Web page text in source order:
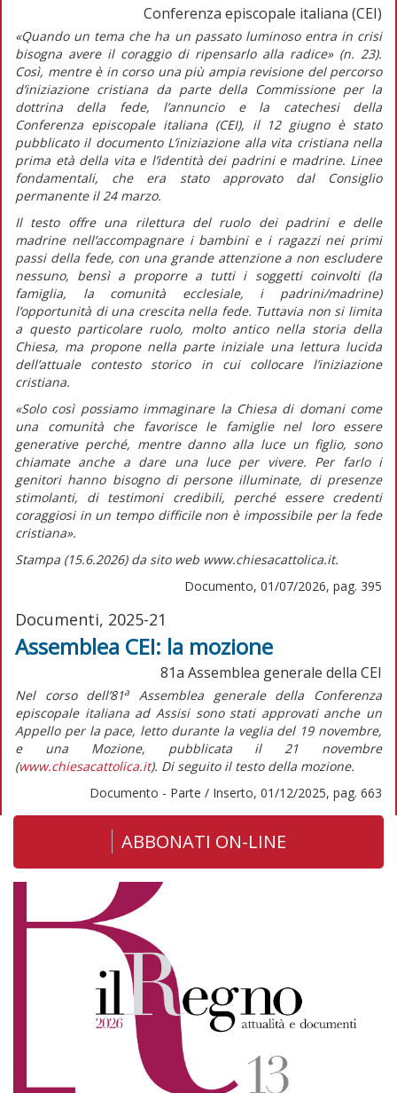
Conferenza episcopale italiana (CEI)
«Quando un tema che ha un passato luminoso entra in crisi
bisogna avere il coraggio di ripensarlo alla radice» (n. 23).
Così, mentre è in corso una più ampia revisione del percorso
d’iniziazione cristiana da parte della Commissione per la
dottrina della fede, l’annuncio e la catechesi della
Conferenza episcopale italiana (CEI), il 12 giugno è stato
pubblicato il documento L’iniziazione alla vita cristiana nella
prima età della vita e l’identità dei padrini e madrine. Linee
fondamentali, che era stato approvato dal Consiglio
permanente il 24 marzo.
Il testo offre una rilettura del ruolo dei padrini e delle
madrine nell’accompagnare i bambini e i ragazzi nei primi
passi della fede, con una grande attenzione a non escludere
nessuno, bensì a proporre a tutti i soggetti coinvolti (la
famiglia, la comunità ecclesiale, i padrini/madrine)
l’opportunità di una crescita nella fede. Tuttavia non si limita
a questo particolare ruolo, molto antico nella storia della
Chiesa, ma propone nella parte iniziale una lettura lucida
dell’attuale contesto storico in cui collocare l’iniziazione
cristiana.
«Solo così possiamo immaginare la Chiesa di domani come
una comunità che favorisce le famiglie nel loro essere
generative perché, mentre danno alla luceun figlio, sono
chiamate anche adare una luce per vivere. Per farlo i
genitori hanno bisogno di persone illuminate, di presenze
stimolanti, di testimoni credibili, perché essere credenti
coraggiosi in un tempo difficile non è impossibile per la fede
cristiana».
Stampa (15.6.2026) da sito web www.chiesacattolica.it.
Documento, 01/07/2026, pag. 395
Documenti, 2025-21
Assemblea CEI: la mozione
81a Assemblea generale della CEI
Nel corso dell’81a
Assemblea generale della Conferenza
episcopale italiana ad Assisi sono stati approvati anche un
Appello per la pace, letto durante la veglia del 19 novembre,
e una Mozione, pubblicata il 21 novembre
(www.chiesacattolica.it). Di seguito il testo della mozione.
Documento - Parte / Inserto, 01/12/2025, pag. 663
ABBONATI ON-LINE